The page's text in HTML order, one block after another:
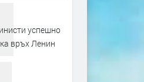
успешно
връх Ленин